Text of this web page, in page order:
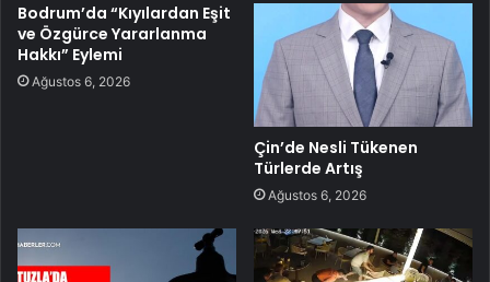
Bodrum’da “Kıyılardan Eşit
ve Özgürce Yararlanma
Hakkı” Eylemi
Ağustos 6, 2026
Çin’de Nesli Tükenen
Türlerde Artış
Ağustos 6, 2026